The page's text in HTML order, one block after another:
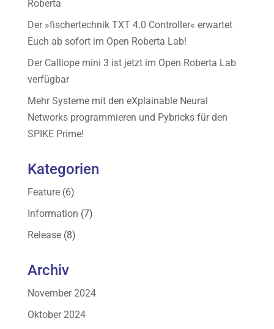
Roberta
Der »fischertechnik TXT 4.0 Controller« erwartet
Euch ab sofort im Open Roberta Lab!
Der Calliope mini 3 ist jetzt im Open Roberta Lab
verfügbar
Mehr Systeme mit den eXplainable Neural
Networks programmieren und Pybricks für den
SPIKE Prime!
Kategorien
Feature(6)
Information (7)
Release(8)
Archiv
November 2024
Oktober 2024